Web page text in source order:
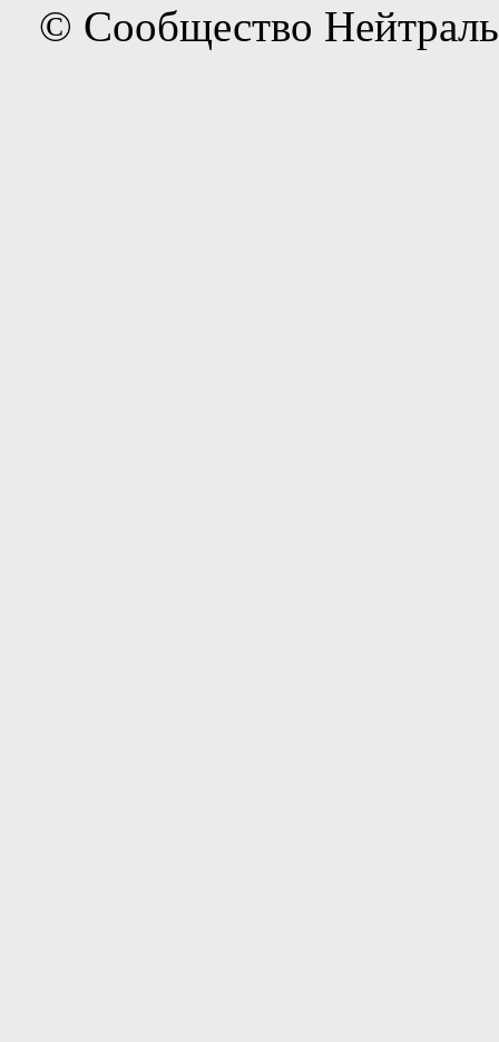
© Сообщество